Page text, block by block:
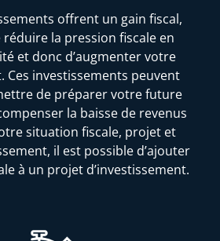
offrent un gain fiscal,
la pression fiscale en
et donc d’augmenter votre
Ces investissements peuvent
de préparer votre future
la baisse de revenus
situation fiscale, projet et
il est possible d’ajouter
à un projet d’investissement.